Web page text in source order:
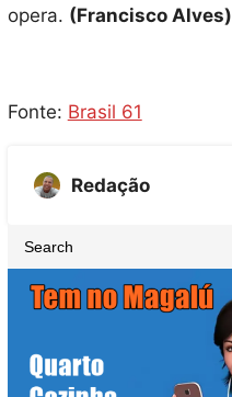
opera. (Francisco Alves)
Fonte: Brasil 61
Redação
e